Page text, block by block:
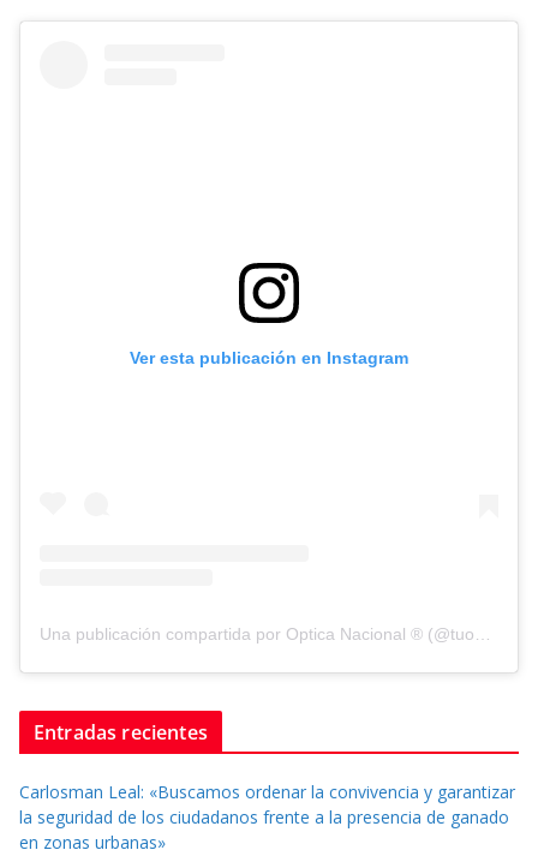
Ver esta publicación en Instagram
Una publicación compartida por Optica Nacional ® (@tuopticanacional)
Entradas recientes
Carlosman Leal: «Buscamos ordenar la convivencia y garantizar
la seguridad de los ciudadanos frente a la presencia de ganado
en zonas urbanas»